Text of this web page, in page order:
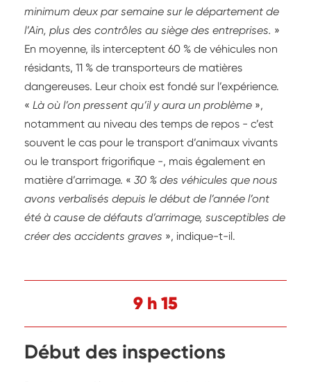
minimum deux par semaine sur le département de
l’Ain, plus des contrôles au siège des entreprises. »
En moyenne, ils interceptent 60 % de véhicules non
résidants, 11 % de transporteurs de matières
dangereuses. Leur choix est fondé sur l’expérience.
« Là où l’on pressent qu’il y aura un problème »,
notamment au niveau des temps de repos - c’est
souvent le cas pour le transport d’animaux vivants
ou le transport frigorifique -, mais également en
matière d’arrimage. « 30 % des véhicules que nous
avons verbalisés depuis le début de l’année l’ont
été à cause de défauts d’arrimage, susceptibles de
créer des accidents graves », indique-t-il.
9 h 15
Début des inspections